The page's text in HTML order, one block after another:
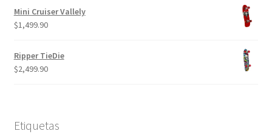
Mini Cruiser Vallely
$1,499.90
Ripper TieDie
$2,499.90
Etiquetas